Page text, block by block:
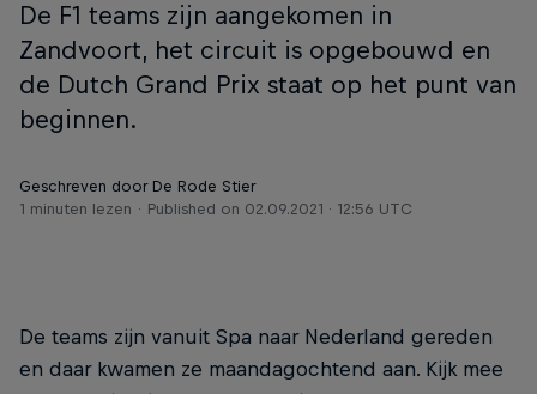
De F1 teams zijn aangekomen in
Zandvoort, het circuit is opgebouwd en
de Dutch Grand Prix staat op het punt van
beginnen.
Geschreven door De Rode Stier
1 minuten lezen
Published on 02.09.2021 · 12:56 UTC
De teams zijn vanuit Spa naar Nederland gereden
en daar kwamen ze maandagochtend aan. Kijk mee